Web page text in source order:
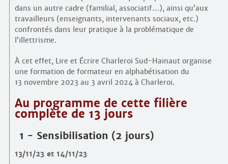
dans un autre cadre (familial, associatif…), ainsi qu’aux
travailleurs (enseignants, intervenants sociaux, etc.)
confrontés dans leur pratique à la problématique de
l’illettrisme.
À cet effet, Lire et Écrire Charleroi Sud-Hainaut organise
une formation de formateur en alphabétisation du
13 novembre 2023 au 3 avril 2024 à Charleroi.
Au programme de cette filière
complète de 13 jours
1 - Sensibilisation (2 jours)
13/11/23 et 14/11/23